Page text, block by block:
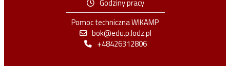
Godziny pracy
Pomoc techniczna WIKAMP
bok@edu.p.lodz.pl
+48426312806